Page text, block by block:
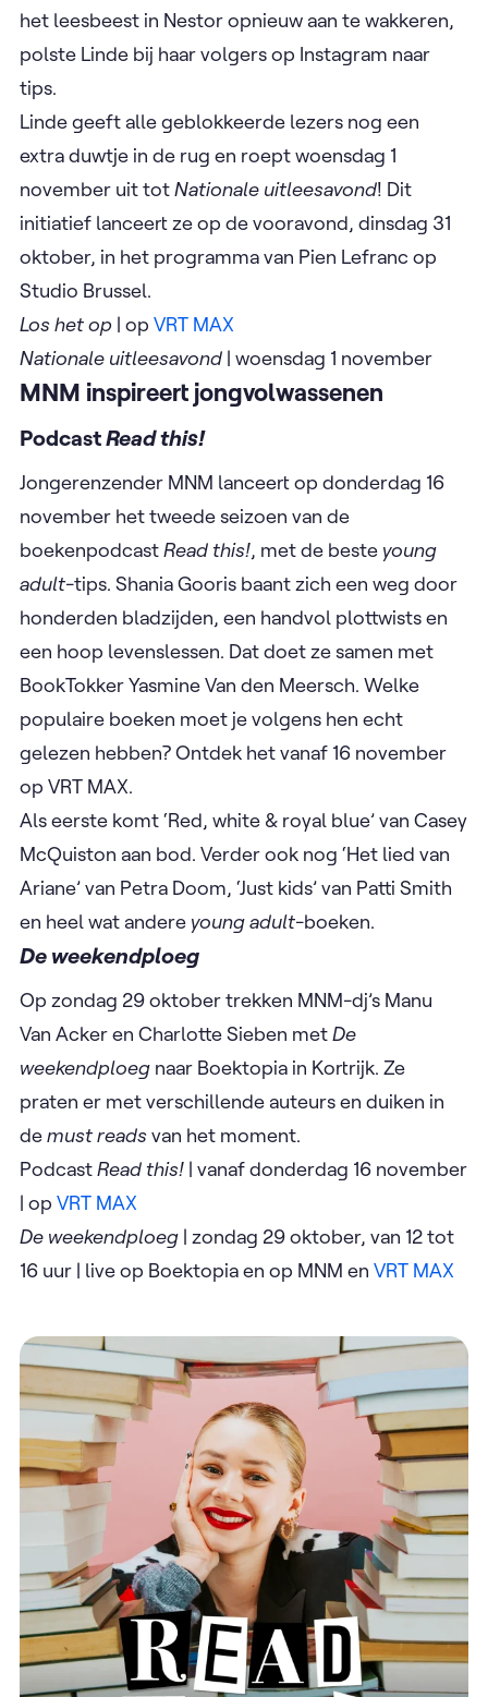
het leesbeest in Nestor opnieuw aan te wakkeren,
polste Linde bij haar volgers op Instagram naar
tips.
Linde geeft alle geblokkeerde lezers nog een
extra duwtje in de rug en roept woensdag 1
november uit totNationale uitleesavond! Dit
initiatief lanceert ze op de vooravond, dinsdag 31
oktober, in het programma van Pien Lefranc op
Studio Brussel.
Los het op | op VRT MAX
Nationale uitleesavond | woensdag 1 november
MNM inspireert jongvolwassenen
PodcastRead this!
Jongerenzender MNM lanceert op donderdag 16
november het tweede seizoen van de
boekenpodcastRead this!, met de beste young
adult-tips. Shania Gooris baant zich een weg door
honderden bladzijden, een handvol plottwists en
een hoop levenslessen. Dat doet ze samen met
BookTokker Yasmine Van den Meersch. Welke
populaire boeken moet je volgens hen echt
gelezen hebben? Ontdek het vanaf 16 november
op VRT MAX.
Als eerste komt ‘Red, white & royal blue’ van Casey
McQuiston aan bod. Verder ook nog ‘Het lied van
Ariane’ van Petra Doom, ‘Just kids’ van Patti Smith
en heel wat andere young adult-boeken.
De weekendploeg
Op zondag 29 oktober trekken MNM-dj’s Manu
Van Acker en Charlotte Sieben metDe
weekendploeg naar Boektopia in Kortrijk. Ze
praten er met verschillende auteurs en duiken in
demust readsvan het moment.
PodcastRead this! | vanaf donderdag 16 november
| op VRT MAX
De weekendploeg | zondag 29 oktober, van 12 tot
16 uur | live op Boektopia en op MNM en VRT MAX